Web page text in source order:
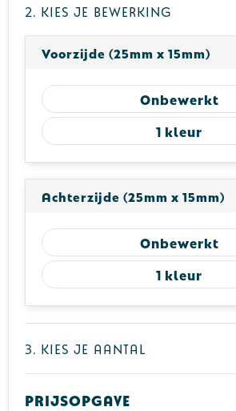
2. Kies je bewerking
Voorzijde (25mm x 15mm)
Onbewerkt
1
Achterzijde (25mm x 15mm)
Onbewerkt
1
3. Kies je aantal
Prijsopgave